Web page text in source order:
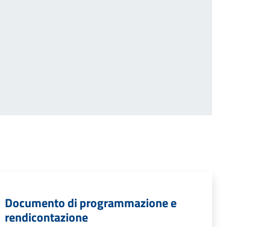
Documento di programmazione e
rendicontazione